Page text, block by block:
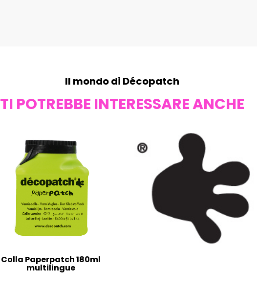
Il mondo di Décopatch
TI POTREBBE INTERESSARE ANCHE
Colla Paperpatch 180ml
multilingue